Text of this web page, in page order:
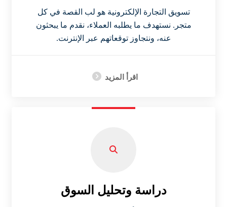
تسويق التجارة الإلكترونية هو لب القصة في كل
متجر. نستهدف ما يطلبه العملاء، نقدم ما يبحثون
عنه، ونتجاوز توقعاتهم عبر الإنترنت.
اقرأ المزيد
دراسة وتحليل السوق